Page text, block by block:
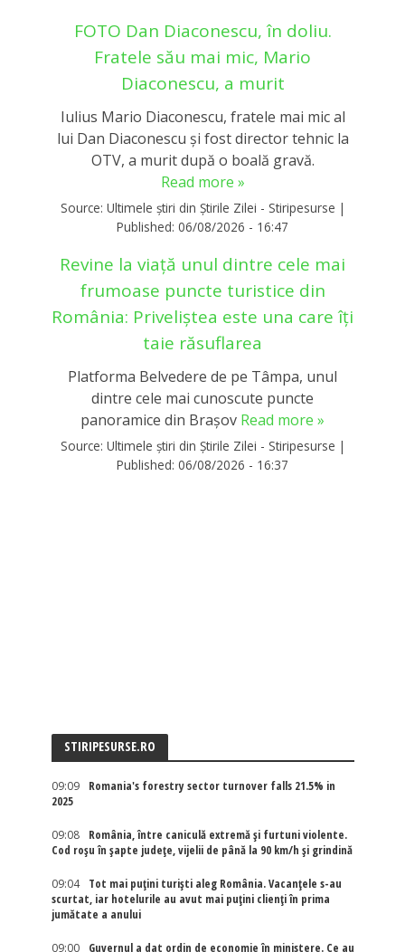
FOTO Dan Diaconescu, în doliu.
Fratele său mai mic, Mario
Diaconescu, a murit
Iulius Mario Diaconescu, fratele mai mic al
lui Dan Diaconescu și fost director tehnic la
OTV, a murit după o boală gravă.
Read more »
Source: Ultimele știri din Știrile Zilei - Stiripesurse |
Published: 06/08/2026 - 16:47
Revine la viață unul dintre cele mai
frumoase puncte turistice din
România: Priveliștea este una care îți
taie răsuflarea
Platforma Belvedere de pe Tâmpa, unul
dintre cele mai cunoscute puncte
panoramice din Brașov Read more »
Source: Ultimele știri din Știrile Zilei - Stiripesurse |
Published: 06/08/2026 - 16:37
STIRIPESURSE.RO
09:09
Romania's forestry sector turnover falls 21.5% in
2025
09:08
România, între caniculă extremă și furtuni violente.
Cod roșu în șapte județe, vijelii de până la 90 km/h și grindină
09:04
Tot mai puțini turiști aleg România. Vacanțele s-au
scurtat, iar hotelurile au avut mai puțini clienți în prima
jumătate a anului
09:00
Guvernul a dat ordin de economie în ministere. Ce au